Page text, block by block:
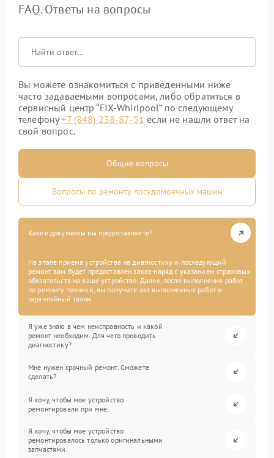
FAQ. Ответы на вопросы
Вы можете ознакомиться с приведенными ниже
часто задаваемыми вопросами, либо обратиться в
сервисный центр “FIX-Whirlpool” по следующему
телефону+7 (848) 238-87-51 если не нашли ответ на
свой вопрос.
Общие вопросы
Вопросы по ремонту посудомоечных машин
Какие документы вы предоставляете?
На этапе приема устройства на диагностику и последующий
ремонт вам будет предоставлен заказ-наряд с указанием страховых
обязательств на ваше устройство. Далее, после выполнения работ
по ремонту техники, вы получите акт выполненных работ и
гарантийный талон.
Я уже знаю в чем неисправность и какой
ремонт необходим. Для чего проводить
диагностику?
Мне нужен срочный ремонт. Сможете
сделать?
Я хочу, чтобы мое устройство
ремонтировали при мне.
Я хочу, чтобы мое устройство
ремонтировалось только оригинальными
запчастями.